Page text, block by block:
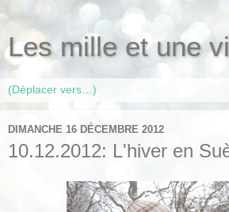
Les mille et une
DIMANCHE 16 DÉCEMBRE 2012
10.12.2012: L'hiver en